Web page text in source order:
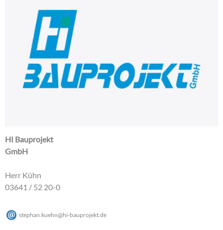
HI Bauprojekt
GmbH
Herr Kühn
03641 / 52 20-0
stephan.kuehn@hi-bauprojekt de